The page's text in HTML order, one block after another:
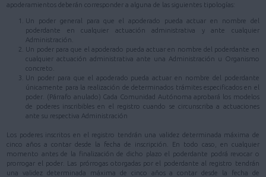
apoderamientos deberán corresponder a alguna de las siguientes tipologías:
Un poder general para que el apoderado pueda actuar en nombre del
poderdante en cualquier actuación administrativa y ante cualquier
Administración.
Un poder para que el apoderado pueda actuar en nombre del poderdante en
cualquier actuación administrativa ante una Administración u Organismo
concreto.
Un poder para que el apoderado pueda actuar en nombre del poderdante
únicamente para la realización de determinados trámites especificados en el
poder. (Párrafo anulado) Cada Comunidad Autónoma aprobará los modelos
de poderes inscribibles en el registro cuando se circunscriba a actuaciones
ante su respectiva Administración
Los poderes inscritos en el registro tendrán una validez determinada máxima de
cinco años a contar desde la fecha de inscripción. En todo caso, en cualquier
momento antes de la finalización de dicho plazo el poderdante podrá revocar o
prorrogar el poder. Las prórrogas otorgadas por el poderdante al registro tendrán
una validez determinada máxima de cinco años a contar desde la fecha de